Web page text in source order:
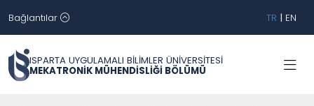
Bağlantılar TR | EN
ISPARTA UYGULAMALI BİLİMLER ÜNİVERSİTESİ
MEKATRONİK MÜHENDİSLİĞİ BÖLÜMÜ